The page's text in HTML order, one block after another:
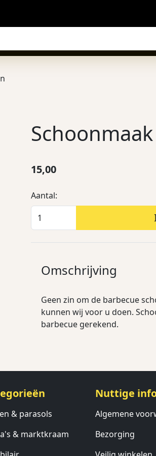
15,00
Aantal:
Omschrijving
Geen zin om de barbecue
kunnen wij voor u doen.
barbecue gerekend.
& parasols
& marktkraam
Nuttige
Algemene
Bezorging